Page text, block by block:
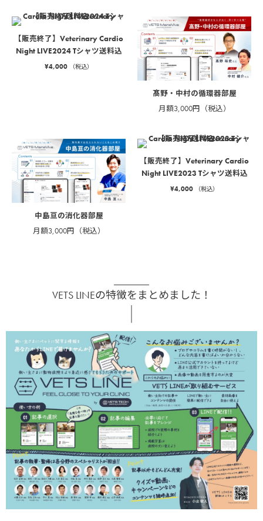
【販売終了】Veterinary Cardio
Night LIVE2024 Tシャツ送料込
¥4,000 （税込）
髙野・中村の循環器部屋
月額3,000円（税込）
中島亘の消化器部屋
月額3,000円（税込）
【販売終了】Veterinary Cardio
Night LIVE2023 Tシャツ送料込
¥4,000 （税込）
VETS LINEの特徴をまとめました！